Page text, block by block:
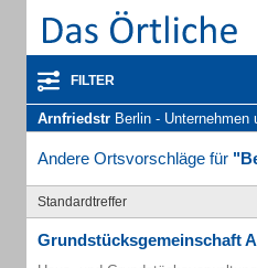
FILTER
Arnfriedstr Berlin - Unternehmen und
Andere Ortsvorschläge für
Standardtreffer
Grundstücksgemeinschaft